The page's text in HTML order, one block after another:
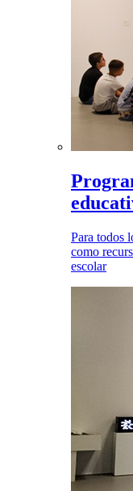
Para todos
como
escolar